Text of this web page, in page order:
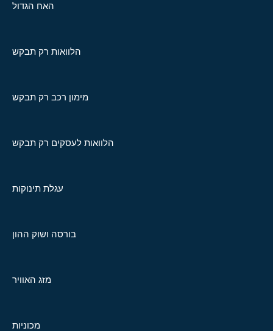
האח הגדול
הלוואות רק תבקש
מימון רכב רק תבקש
הלוואות לעסקים רק תבקש
עגלת תינוקות
בורסה ושוק ההון
מזג האוויר
מכוניות